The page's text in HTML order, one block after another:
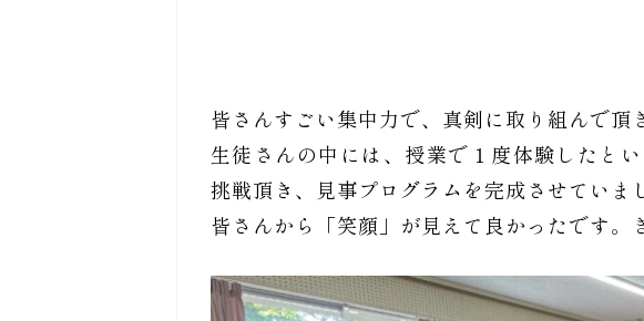
皆さんすごい集中力で、真剣に取り組んで頂
生徒さんの中には、授業で１度体験したと
挑戦頂き、見事プログラムを完成させていま
皆さんから「笑顔」が見えて良かったです